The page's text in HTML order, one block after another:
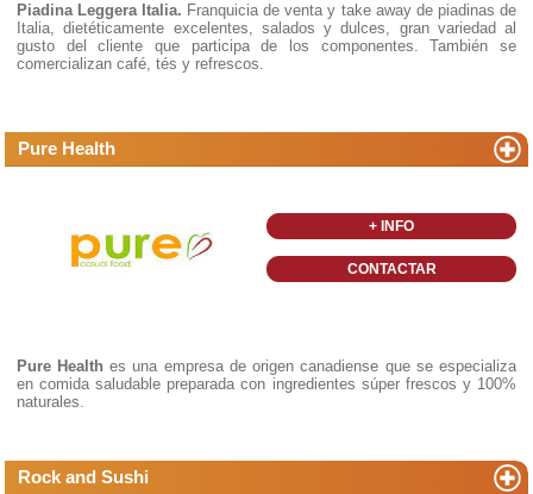
Piadina Leggera Italia. Franquicia de venta y take away de piadinas de
Italia, dietéticamente excelentes, salados y dulces, gran variedad al
gusto del cliente que participa de los componentes. También se
comercializan café, tés y refrescos.
Pure Health
+ INFO
CONTACTAR
Pure Health es una empresa de origen canadiense que se especializa
en comida saludable preparada con ingredientes súper frescos y 100%
naturales.
Rock and Sushi